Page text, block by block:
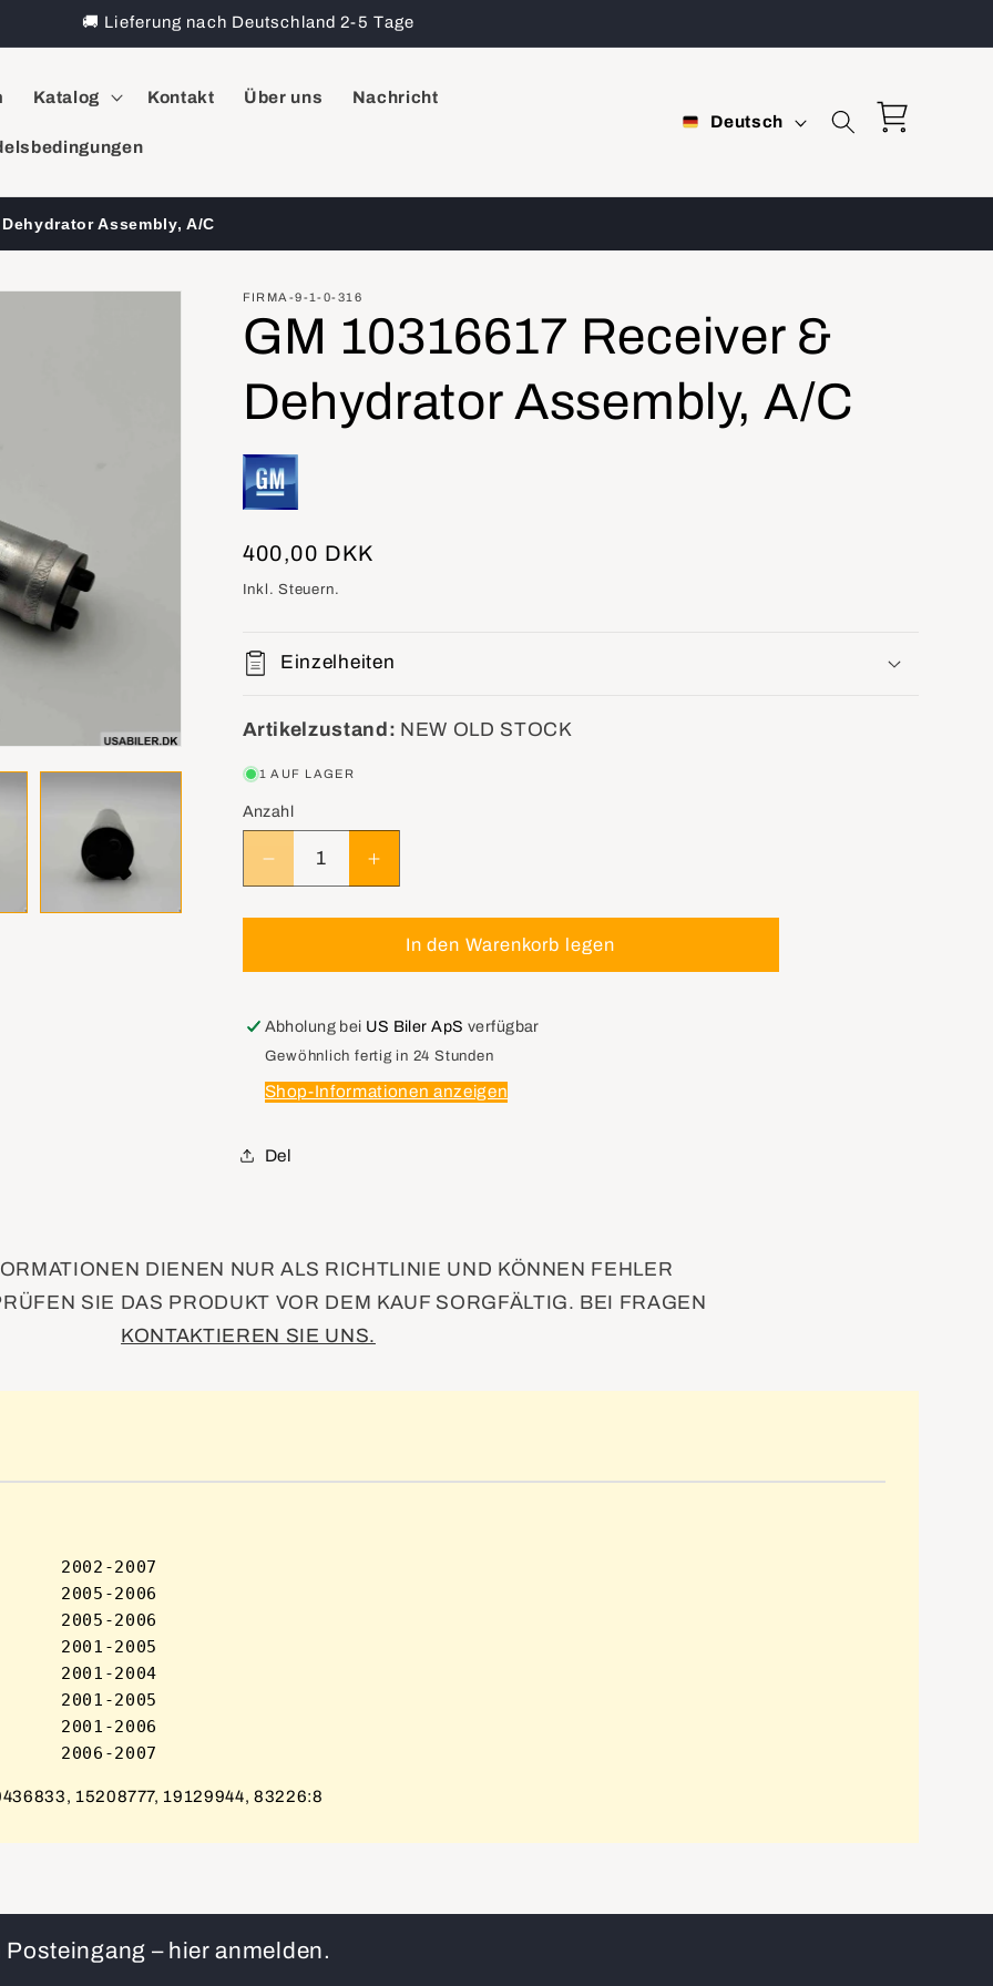
🚚 Lieferung nach Deutschland 2-5 Tage
Katalog Kontakt Über uns Nachricht
S
r
e
Deutsch Warenkorb
Assembly, A/C
FIRMA-9-1-0-316
GM 10316617 Receiver &
Dehydrator Assembly, A/C
Normaler
Preis
400,00 DKK
Inkl. Steuern.
Einzelheiten
Artikelzustand: NEW OLD STOCK
1 AUF LAGER
Anzahl
Verringere
die
Menge
GM
Receiver
&amp;
Assembly,
Erhöhe
die
Menge
GM
Receiver
&amp;
Assembly,
In den Warenkorb legen
Abholung bei US Biler ApS verfügbar
Gewöhnlich fertig in 24 Stunden
Shop-Informationen anzeigen
Del
DIENEN NUR ALS RICHTLINIE UND KÖNNEN FEHLER
SIE DAS PRODUKT VOR DEM KAUF SORGFÄLTIG. BEI FRAGEN
KONTAKTIEREN SIE UNS.
2002-2007
2005-2006
2005-2006
2001-2005
2001-2004
2001-2005
2001-2006
15208777, 19129944, 83226:8
– hier anmelden.